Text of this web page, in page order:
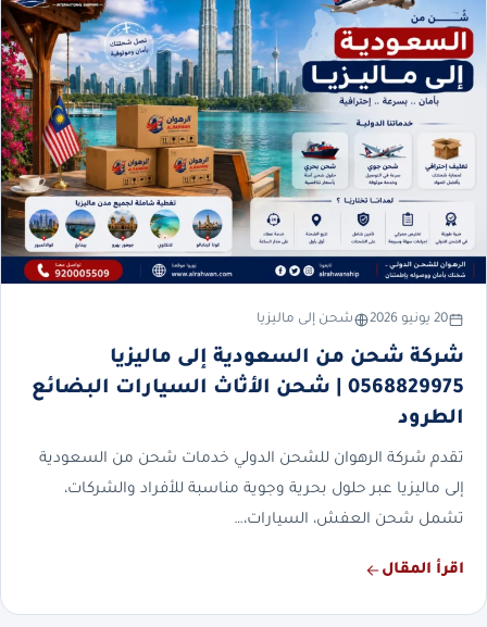
20 يونيو 2026 شحن إلى ماليزيا
شركة شحن من السعودية إلى ماليزيا
0568829975 | شحن الأثاث السيارات البضائع
الطرود
تقدم شركة الرهوان للشحن الدولي خدمات شحن من السعودية
إلى ماليزيا عبر حلول بحرية وجوية مناسبة للأفراد والشركات،
تشمل شحن العفش، السيارات،…
اقرأ المقال